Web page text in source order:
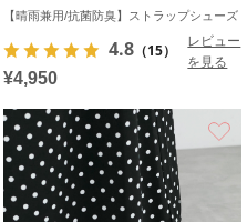
【晴雨兼用/抗菌防臭】ストラップシューズ
4.8 （15）
レビュー
を見る
¥4,950
お気に入り